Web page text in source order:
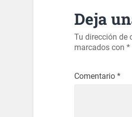
Deja
Tu dirección de
marcados con *
Comentario *